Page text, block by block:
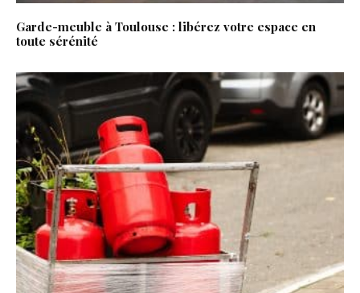
Garde-meuble à Toulouse : libérez votre espace en
toute sérénité